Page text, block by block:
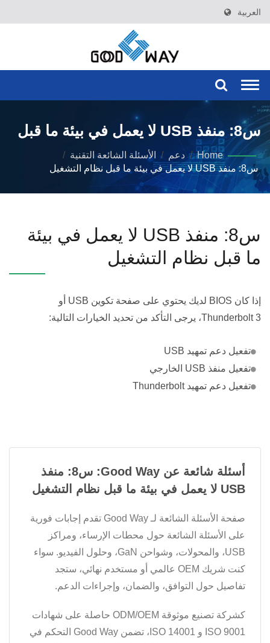
العربية
س8: منفذ USB لا يعمل في بيئة ما قبل
نظام التشغيل
Home
/ دعم / الأسئلة الشائعة التقنية /
س8: منفذ USB لا يعمل في بيئة ما قبل نظام التشغيل
س8: منفذ USB لا يعمل في بيئة
ما قبل نظام التشغيل
إذا كان BIOS لديك يحتوي على صفحة تكوين USB أو
Thunderbolt 3، يرجى التأكد من تحديد الخيارات التالية:
تفعيل دعم تمهيد USB
تفعيل منفذ USB الخارجي
تفعيل دعم تمهيد Thunderbolt
أسئلة شائعة عن Good Way: س8: منفذ
USB لا يعمل في بيئة ما قبل نظام التشغيل
صفحة الأسئلة الشائعة لـ Good Way تقدم إجابات فورية
على الأسئلة الشائعة حول محطات الإرساء، ومراكز
USB، والمحولات، وشواحن GaN، وحلول الفيديو. سواء
كنت شريك OEM عالمي أو مستخدم نهائي، ستجد
تفاصيل حول التوافق، والضمان، وإجراءات الدعم.
كشركة تصنيع موثوقة ODM/OEM حاصلة على شهادات
ISO 9001 و ISO 14001، تضمن Good Way التحكم في